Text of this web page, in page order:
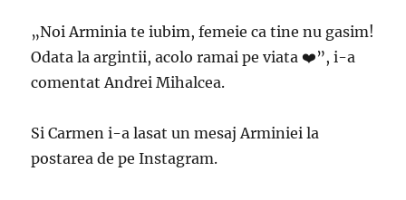
„Noi Arminia te iubim, femeie ca tine nu gasim!
Odata la argintii, acolo ramai pe viata ❤️”, i-a
comentat Andrei Mihalcea.
Si Carmen i-a lasat un mesaj Arminiei la
postarea de pe Instagram.